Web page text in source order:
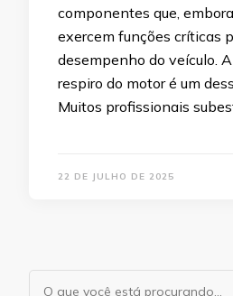
componentes que,
exercem funções críticas
desempenho do veículo.
respiro do motor é um
Muitos profissionais
22 DE JULHO DE 2025
Procurando